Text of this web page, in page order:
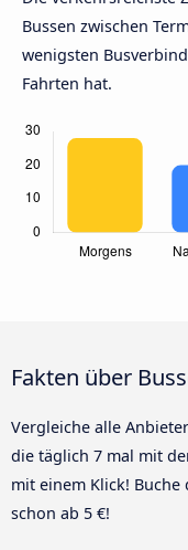
Bussen zwischen
wenigsten
Fahrten hat.
Fakten über
Vergleiche alle
die täglich 7 mal mit
mit einem Klick!
schon ab 5 €!